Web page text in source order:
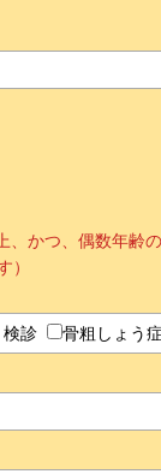
、かつ、偶数年齢
）
検診 骨粗しょう